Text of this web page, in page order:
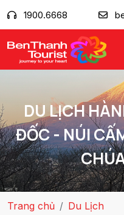
1900.6668
DU LỊCH
ĐỐC - NÚI
Trang chủ
Du Lịch